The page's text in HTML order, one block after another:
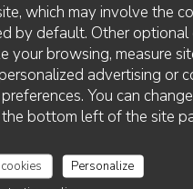
which may involve the
by default. Other optional
browsing, measure
advertising or
You can
bottom left of the site
Personalize
/5 Ambiance:5/5 Food: 5/5 Value
CUISSE